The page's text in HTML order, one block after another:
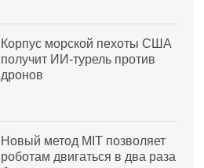
Корпус морской пехоты США
получит ИИ-турель против
дронов
Новый метод MIT позволяет
роботам двигаться в два раза